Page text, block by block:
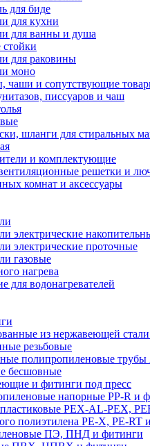
для биде
для кухни
для ванны и душа
для раковины
моно
чаши и сопутствующие
писсуаров и чаш
шланги для стиральных
и комплектующие
решетки и
комнат и аксессуары
электрические
электрические проточные
газовые
нагрева
для водонагревателей
из нержавеющей
резьбовые
полипропиленовые
бесшовные
и фитинги под пресс
напорные PP-R и
PEX-AL-PEX,
полиэтилена PE-X, PE-RT
ПЭ, ПНД и фитинги